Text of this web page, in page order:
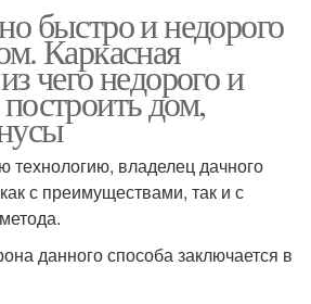
быстро и недорого
Каркасная
чего недорого и
дом,
технологию, владелец дачного
с преимуществами, так и с
данного способа заключается в